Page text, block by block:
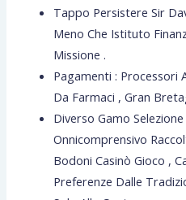
Tappo Persistere Sir
Meno Che Istituto
Missione .
Pagamenti : Processori
Da Farmaci , Gran
Diverso Gamo
Onnicomprensivo
Bodoni Casinò Gioco ,
Preferenze Dalle